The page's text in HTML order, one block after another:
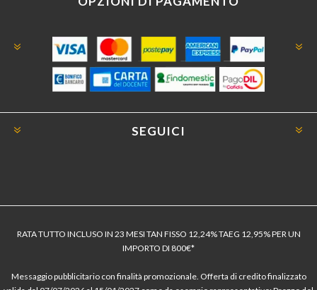
SEGUICI
RATA TUTTO INCLUSO IN 23 MESI TAN FISSO 12,24% TAEG 12,95% PER UN
IMPORTO DI 800€*
Messaggio pubblicitario con finalità promozionale. Offerta di credito finalizzato